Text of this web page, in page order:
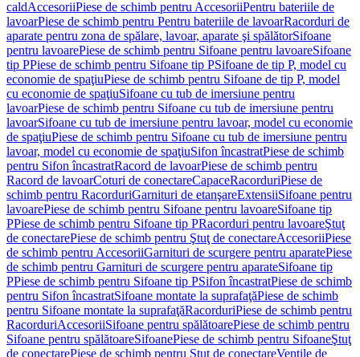
caldAccesoriiPiese de schimb pentru AccesoriiPentru bateriile de
lavoarPiese de schimb pentru Pentru bateriile de lavoarRacorduri de
aparate pentru zona de spălare, lavoar, aparate şi spălătorSifoane
pentru lavoarePiese de schimb pentru Sifoane pentru lavoareSifoane
tip PPiese de schimb pentru Sifoane tip PSifoane de tip P, model cu
economie de spaţiuPiese de schimb pentru Sifoane de tip P, model
cu economie de spaţiuSifoane cu tub de imersiune pentru
lavoarPiese de schimb pentru Sifoane cu tub de imersiune pentru
lavoarSifoane cu tub de imersiune pentru lavoar, model cu economie
de spaţiuPiese de schimb pentru Sifoane cu tub de imersiune pentru
lavoar, model cu economie de spaţiuSifon încastratPiese de schimb
pentru Sifon încastratRacord de lavoarPiese de schimb pentru
Racord de lavoarCoturi de conectareCapaceRacorduriPiese de
schimb pentru RacorduriGarnituri de etanşareExtensiiSifoane pentru
lavoarePiese de schimb pentru Sifoane pentru lavoareSifoane tip
PPiese de schimb pentru Sifoane tip PRacorduri pentru lavoareŞtuţ
de conectarePiese de schimb pentru Ştuţ de conectareAccesoriiPiese
de schimb pentru AccesoriiGarnituri de scurgere pentru aparatePiese
de schimb pentru Garnituri de scurgere pentru aparateSifoane tip
PPiese de schimb pentru Sifoane tip PSifon încastratPiese de schimb
pentru Sifon încastratSifoane montate la suprafaţăPiese de schimb
pentru Sifoane montate la suprafaţăRacorduriPiese de schimb pentru
RacorduriAccesoriiSifoane pentru spălătoarePiese de schimb pentru
Sifoane pentru spălătoareSifoanePiese de schimb pentru SifoaneŞtuţ
de conectarePiese de schimb pentru Ştuţ de conectareVentile de